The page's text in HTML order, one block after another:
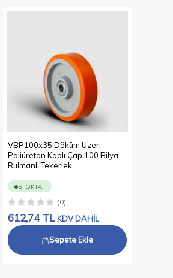
VBP100x35 Döküm Üzeri
Poliüretan Kaplı Çap:100 Bilya
Rulmanlı Tekerlek
STOKTA
(0)
612,74TL KDV DAHİL
Sepete Ekle